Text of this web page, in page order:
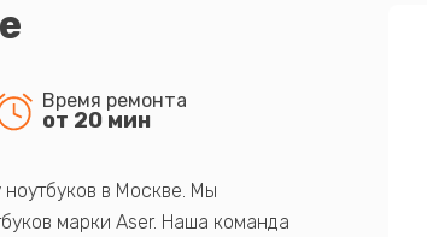
Время ремонта
от 20 мин
в Москве. Мы
марки Aser. Наша команда